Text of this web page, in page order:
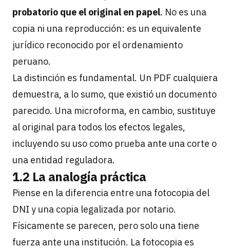
probatorio que el original en papel. No es una
copia ni una reproducción: es un equivalente
jurídico reconocido por el ordenamiento
peruano.
La distinción es fundamental. Un PDF cualquiera
demuestra, a lo sumo, que existió un documento
parecido. Una microforma, en cambio, sustituye
al original para todos los efectos legales,
incluyendo su uso como prueba ante una corte o
una entidad reguladora.
1.2 La analogía práctica
Piense en la diferencia entre una fotocopia del
DNI y una copia legalizada por notario.
Físicamente se parecen, pero solo una tiene
fuerza ante una institución. La fotocopia es